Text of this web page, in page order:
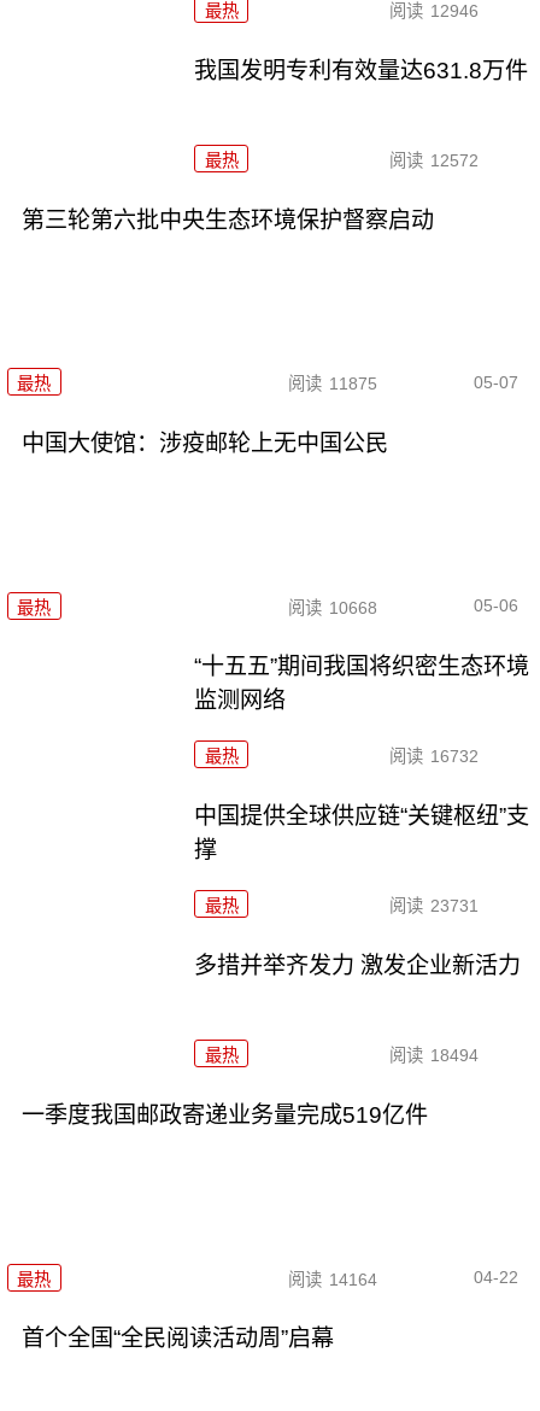
最热 阅读 12946
我国发明专利有效量达631.8万件
最热 阅读 12572
第三轮第六批中央生态环境保护督察启动
最热 阅读 11875 05-07
中国大使馆：涉疫邮轮上无中国公民
最热 阅读 10668 05-06
“十五五”期间我国将织密生态环境
监测网络
最热 阅读 16732
中国提供全球供应链“关键枢纽”支
撑
最热 阅读 23731
多措并举齐发力 激发企业新活力
最热 阅读 18494
一季度我国邮政寄递业务量完成519亿件
最热 阅读 14164 04-22
首个全国“全民阅读活动周”启幕